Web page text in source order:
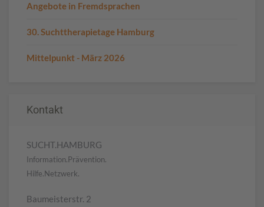
Angebote in Fremdsprachen
30. Suchttherapietage Hamburg
Mittelpunkt - März 2026
Kontakt
SUCHT.HAMBURG
Information.Prävention.
Hilfe.Netzwerk.
Baumeisterstr. 2